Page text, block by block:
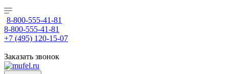
8-800-555-41-81
8-800-555-41-81
+7 (495) 120-15-07
Заказать звонок